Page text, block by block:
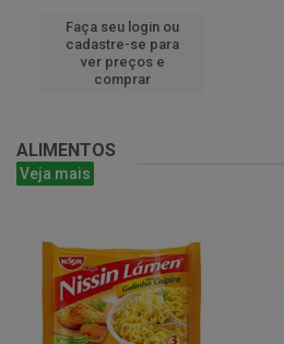
Faça seu login ou
cadastre-se para
ver preços e
comprar
ALIMENTOS
Veja mais